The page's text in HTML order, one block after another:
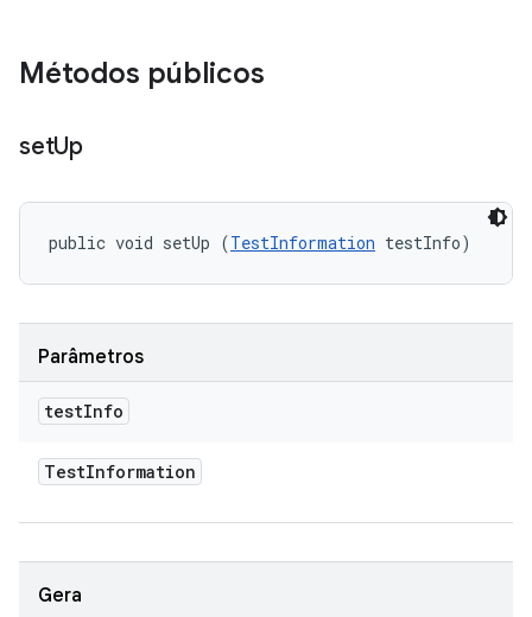
Métodos públicos
setUp
public void setUp (TestInformation testInfo)
Parâmetros
testInfo
TestInformation
Gera